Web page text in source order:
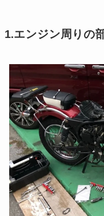
1.エンジン周りの